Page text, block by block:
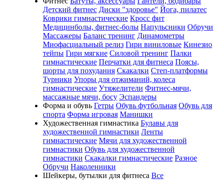
Детский фитнес Диски "здоровье" Йога, пилатес
Коврики гимнастические Кросс фит
Медицинболы, фитнес-болы Напульсники Обручи
Массажеры Баланс тренинг Динамометры
Миофасциальный релиз Гири виниловые Кинезио
тейпы Гири мягкие Силовой тренинг Палки
гимнастические Перчатки для фитнеса Поясы,
шорты для похудания Скакалки Степ-платформы
Турники Упоры для отжиманий, колеса
гимнастические Утяжелители Фитнес-мячи,
массажные мячи, босу Эспандеры
Форма и обувь Гетры Обувь футбольная Обувь для
спорта Форма игровая Манишки
Художественная гимнастика Булавы для
художественной гимнастики Ленты
гимнастические Мячи для художественной
гимнастики Обувь для художественной
гимнастики Скакалки гимнастические Разное
Обручи Наколенники
Шейкеры, бутылки для фитнеса Все